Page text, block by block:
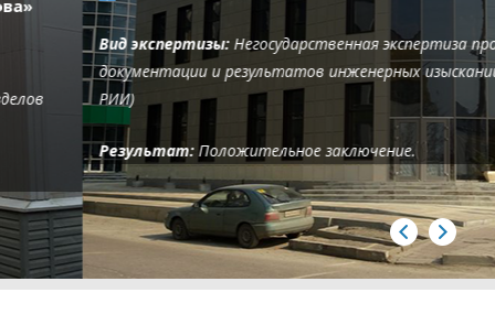
Вид экспертизы:Негосударственная экспертиза проектной
документации и результатов инженерных изысканий (ПД и
РИИ)
Результат:Положительное заключение.